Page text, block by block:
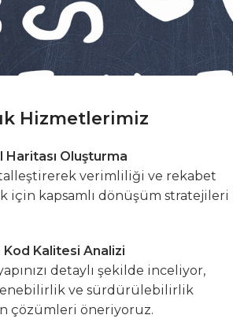
Hizmetlerimiz
Haritası Oluşturma
verimliliği ve rekabet
için kapsamlı dönüşüm stratejileri
Kod Kalitesi Analizi
detaylı şekilde inceliyor,
ve sürdürülebilirlik
çözümleri öneriyoruz.